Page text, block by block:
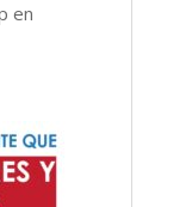
en